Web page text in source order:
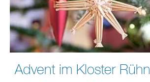
Advent im Kloster Rühn